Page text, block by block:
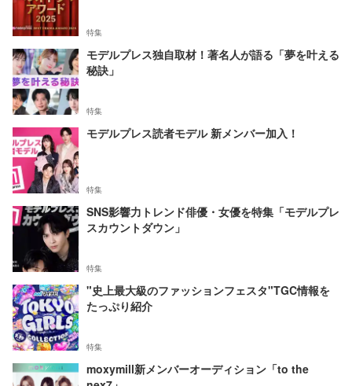
特集
モデルプレス独自取材！著名人が語る「夢を叶える
秘訣」
特集
モデルプレス読者モデル 新メンバー加入！
特集
SNS影響力トレンド俳優・女優を特集「モデルプレ
スカウントダウン」
特集
"史上最大級のファッションフェスタ"TGC情報を
たっぷり紹介
特集
moxymill新メンバーオーディション「to the